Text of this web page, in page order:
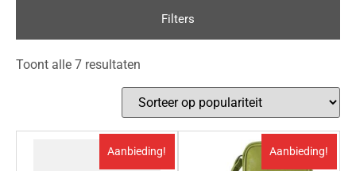
Filters
Toont alle 7 resultaten
Aanbieding! Aanbieding!